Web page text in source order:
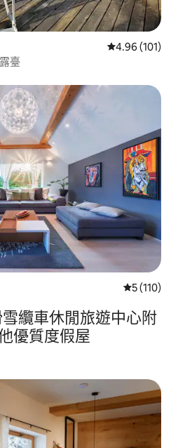
從 101 則評價
4.96 (101)
臺
從 110 則
5 (110)
纜車休閒旅遊中心附
優質度假屋